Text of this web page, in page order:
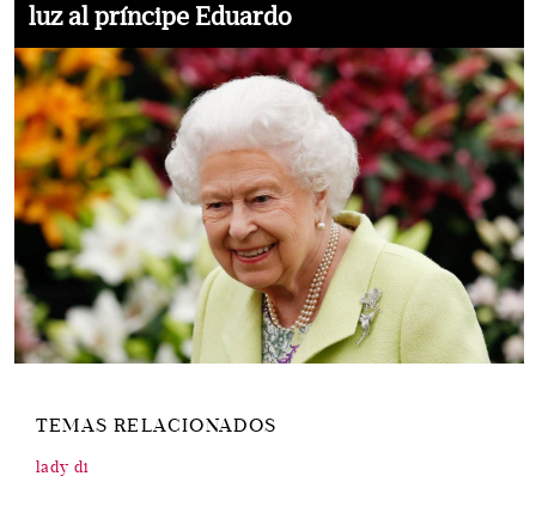
luz al príncipe Eduardo
TEMAS RELACIONADOS
lady di